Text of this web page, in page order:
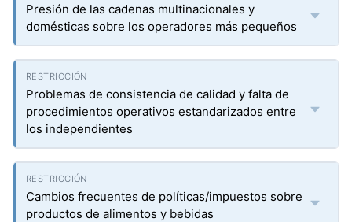
Presión de las cadenas multinacionales y
domésticas sobre los operadores más pequeños
Problemas de consistencia de calidad y falta de
procedimientos operativos estandarizados entre
los independientes
Cambios frecuentes de políticas/impuestos sobre
productos de alimentos y bebidas